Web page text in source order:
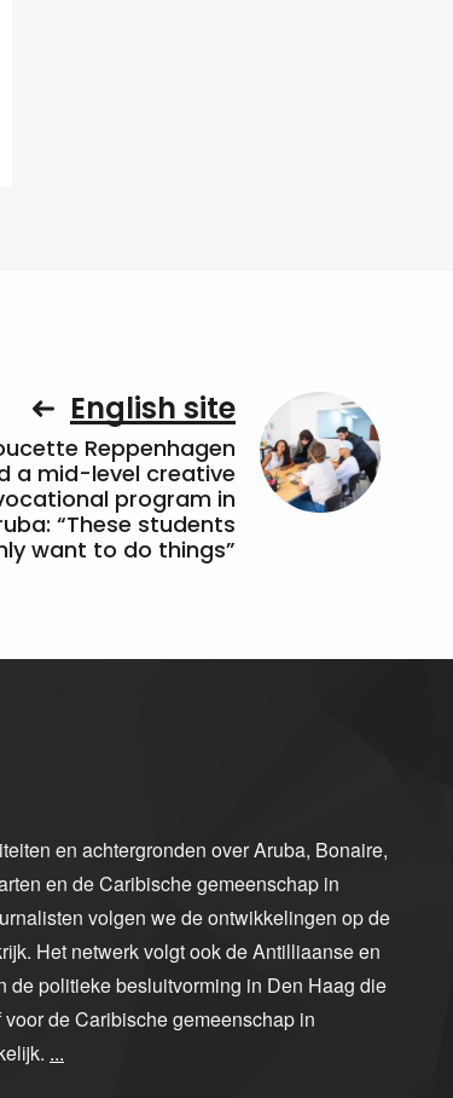
English site
Reppenhagen
a mid-level creative
program in
“These students
want to do things”
en achtergronden over Aruba, Bonaire,
en de Caribische gemeenschap in
volgen we de ontwikkelingen op de
Het netwerk volgt ook de Antilliaanse en
politieke besluitvorming in Den Haag die
de Caribische gemeenschap in
...